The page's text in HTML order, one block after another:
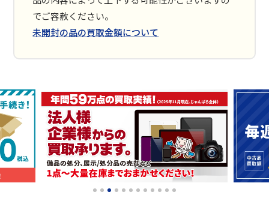
でご容赦ください。
未開封の品の買取金額について